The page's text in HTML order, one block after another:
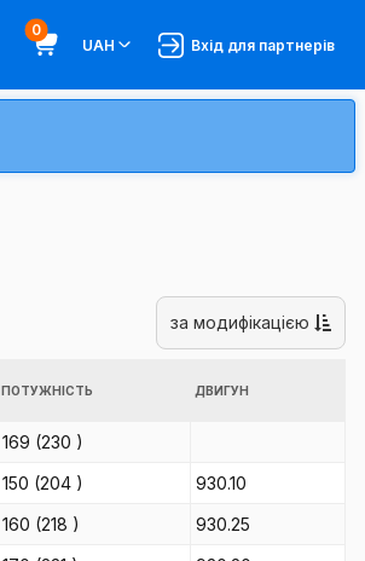
0
UAH
Вхід для партнерів
за модифікацією
ПОТУЖНІСТЬ ДВИГУН
169 (230 )
150 (204 )
930.10
160 (218 )
930.25